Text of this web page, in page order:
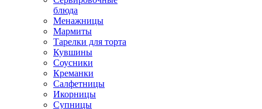
блюда
Менажницы
Мармиты
Тарелки для торта
Кувшины
Соусники
Креманки
Салфетницы
Икорницы
Супницы